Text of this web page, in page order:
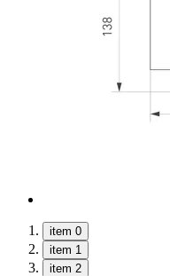
item 0
item 1
item 2